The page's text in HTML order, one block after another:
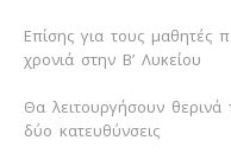
Επίσης για τους μαθητές
χρονιά στην Β’ Λυκείου
Θα λειτουργήσουν θερινά
δύο κατευθύνσεις